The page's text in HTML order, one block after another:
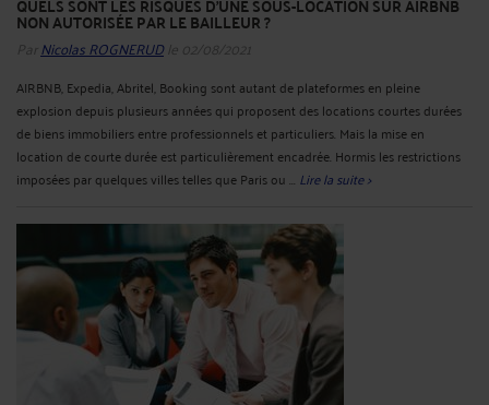
QUELS SONT LES RISQUES D’UNE SOUS-LOCATION SUR AIRBNB
NON AUTORISÉE PAR LE BAILLEUR ?
Par Nicolas ROGNERUDle 02/08/2021
AIRBNB, Expedia, Abritel, Booking sont autant de plateformes en pleine
explosion depuis plusieurs années qui proposent des locations courtes durées
de biens immobiliers entre professionnels et particuliers. Mais la mise en
location de courte durée est particulièrement encadrée. Hormis les restrictions
imposées par quelques villes telles que Paris ou ... Lire la suite >